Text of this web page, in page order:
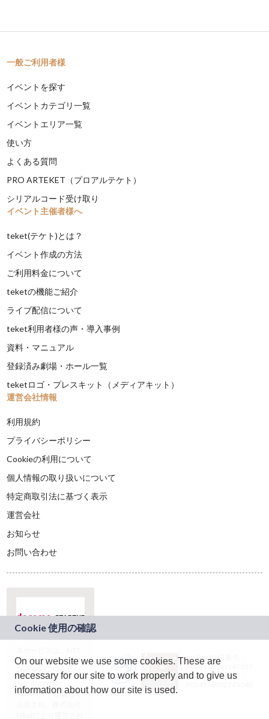
一般ご利用者様
イベントを探す
イベントカテゴリ一覧
イベントエリア一覧
使い方
よくある質問
PRO ARTEKET（プロアルテケト）
シリアルコード受け取り
イベント主催者様へ
teket(テケト)とは？
イベント作成の方法
ご利用料金について
teketの機能ご紹介
ライブ配信について
teket利用者様の声・導入事例
資料・マニュアル
登録済み劇場・ホール一覧
teketロゴ・プレスキット（メディアキット）
運営会社情報
利用規約
プライバシーポリシー
Cookieの利用について
個人情報の取り扱いについて
特定商取引法に基づく表示
運営会社
お知らせ
お問い合わせ
ドコモグループの新
規事業創出プログラ
ム「docomo
STARTUP」を通じて
JASRAC許諾番号：
9024936001Y45037
JASRAC許諾番号：
On our website we use some cookies. These are
necessary for our site to work properly and to give us
information about how our site is used.